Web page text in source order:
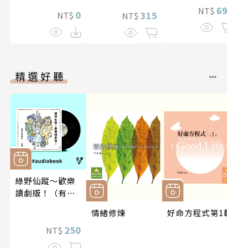
NT$ 0 NT$ 315 NT$
精選好聽
綠野仙蹤～歡樂
讀劇版！（有聲
NT$ 250
情緒修煉 好命方程式第1